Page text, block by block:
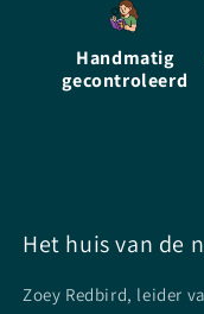
paperback
Handmatig
gecontroleerd
Het huis van de
Zoey Redbird, leider